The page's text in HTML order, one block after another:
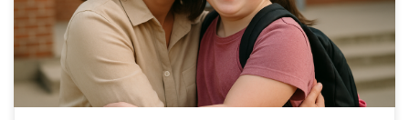
por circunstancias económicas, sociales, familiares,
personales o derivadas de su situación. Se ha creado un
paquete […]